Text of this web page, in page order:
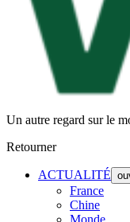
Un autre regard sur le
Retourner
ACTUALITÉ
France
Chine
Monde